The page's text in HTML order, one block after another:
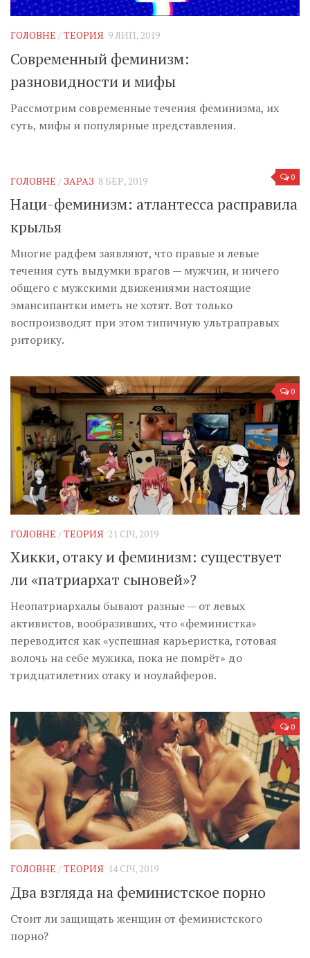
ГОЛОВНЕ /ТЕОРИЯ 9 ЛИП, 2019
Современный феминизм:
разновидности и мифы
Рассмотрим современные течения феминизма, их
суть, мифы и популярные представления.
0
ГОЛОВНЕ / ЗАРАЗ 8 БЕР, 2019
Наци-феминизм: атлантесса расправила
крылья
Многие радфем заявляют, что правые и левые
течения суть выдумки врагов — мужчин, и ничего
общего с мужскими движениями настоящие
эмансипантки иметь не хотят. Вот только
воспроизводят при этом типичную ультраправых
риторику.
0
ГОЛОВНЕ /ТЕОРИЯ 21 СІЧ, 2019
Хикки, отаку и феминизм: существует
ли «патриархат сыновей»?
Неопатриархалы бывают разные — от левых
активистов, вообразивших, что «феминистка»
переводится как «успешная карьеристка, готовая
волочь на себе мужика, пока не помрёт» до
тридцатилетних отаку и ноулайферов.
0
ГОЛОВНЕ /ТЕОРИЯ 14 СІЧ, 2019
Два взгляда на феминистское порно
Стоит ли защищать женщин от феминистского
порно?